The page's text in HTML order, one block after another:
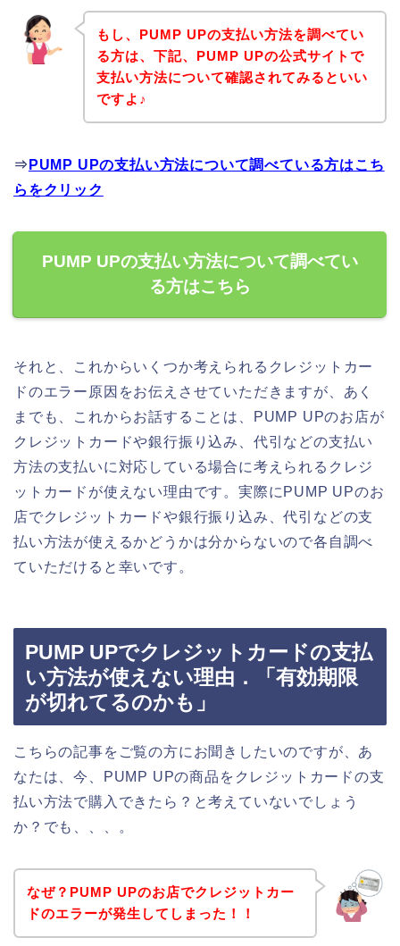
もし、PUMP UPの支払い方法を調べてい
る方は、下記、PUMP UPの公式サイトで
支払い方法について確認されてみるといい
ですよ♪
⇒ PUMP UPの支払い方法について調べている方はこち
らをクリック
PUMP UPの支払い方法について調べてい
る方はこちら
それと、これからいくつか考えられるクレジットカー
ドのエラー原因をお伝えさせていただきますが、あく
までも、これからお話することは、PUMP UPのお店が
クレジットカードや銀行振り込み、代引などの支払い
方法の支払いに対応している場合に考えられるクレジ
ットカードが使えない理由です。実際にPUMP UPのお
店でクレジットカードや銀行振り込み、代引などの支
払い方法が使えるかどうかは分からないので各自調べ
ていただけると幸いです。
PUMP UPでクレジットカードの支払
い方法が使えない理由．「有効期限
が切れてるのかも」
こちらの記事をご覧の方にお聞きしたいのですが、あ
なたは、今、PUMP UPの商品をクレジットカードの支
払い方法で購入できたら？と考えていないでしょう
か？でも、、、。
なぜ？PUMP UPのお店でクレジットカー
ドのエラーが発生してしまった！！